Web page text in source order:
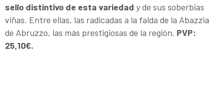
sello distintivo de esta variedad y de sus soberbias
viñas. Entre ellas, las radicadas a la falda de la Abazzia
de Abruzzo, las más prestigiosas de la región. PVP:
25,10€.